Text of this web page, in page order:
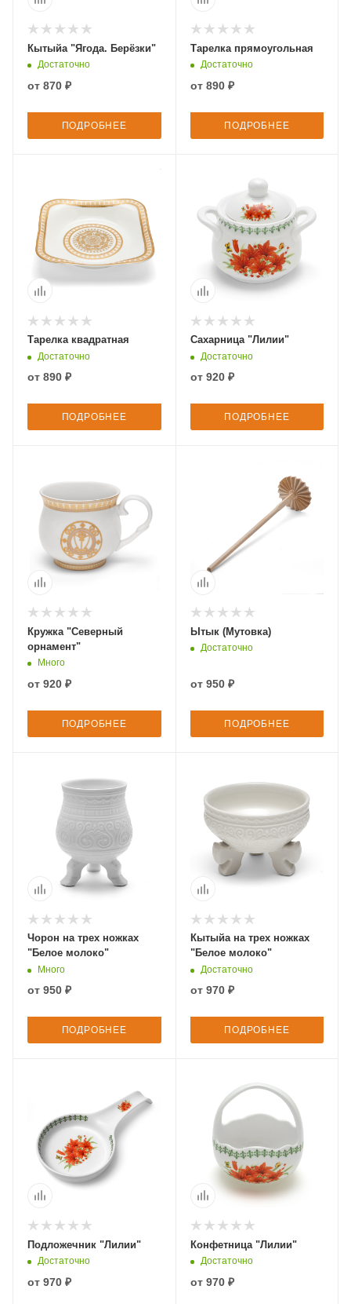
Кытыйа "Ягода. Берёзки"
Достаточно
от 870 ₽
ПОДРОБНЕЕ
Тарелка прямоугольная
Достаточно
от 890 ₽
ПОДРОБНЕЕ
Тарелка квадратная
Достаточно
от 890 ₽
ПОДРОБНЕЕ
Сахарница "Лилии"
Достаточно
от 920 ₽
ПОДРОБНЕЕ
Кружка "Северный
орнамент"
Много
от 920 ₽
ПОДРОБНЕЕ
Ытык (Мутовка)
Достаточно
от 950 ₽
ПОДРОБНЕЕ
Чорон на трех ножках
"Белое молоко"
Много
от 950 ₽
ПОДРОБНЕЕ
Кытыйа на трех ножках
"Белое молоко"
Достаточно
от 970 ₽
ПОДРОБНЕЕ
Подложечник "Лилии"
Достаточно
от 970 ₽
Конфетница "Лилии"
Достаточно
от 970 ₽